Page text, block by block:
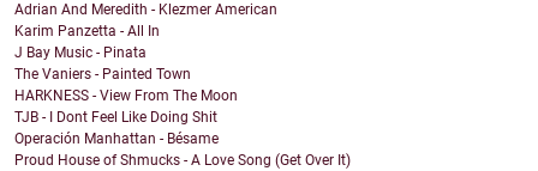
Adrian And Meredith - Klezmer American
Karim Panzetta - All In
J Bay Music - Pinata
The Vaniers - Painted Town
HARKNESS - View From The Moon
TJB - I Dont Feel Like Doing Shit
Operación Manhattan - Bésame
Proud House of Shmucks - A Love Song (Get Over It)